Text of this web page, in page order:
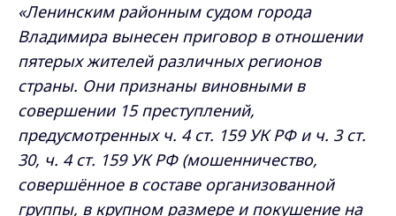
«Ленинским районным судом города
Владимира вынесен приговор в отношении
пятерых жителей различных регионов
страны. Они признаны виновными в
совершении 15 преступлений,
предусмотренных ч. 4 ст. 159 УК РФ и ч. 3 ст.
30, ч. 4 ст. 159 УК РФ (мошенничество,
совершённое в составе организованной
группы, в крупном размере и покушение на